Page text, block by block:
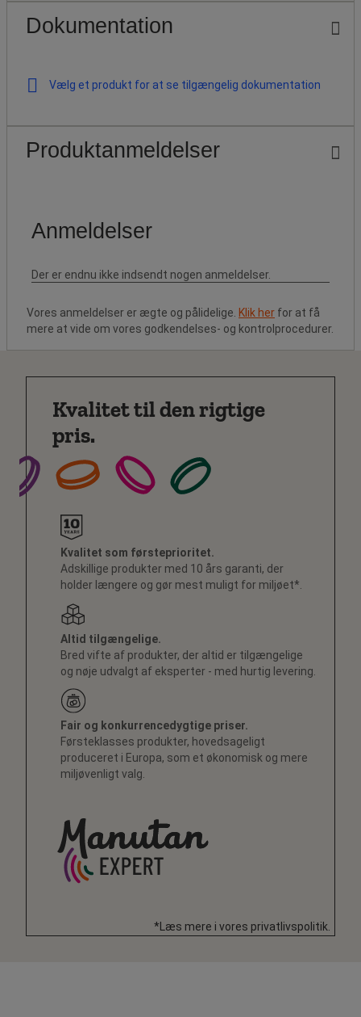
Dokumentation
Vælg et produkt for at se tilgængelig dokumentation
Produktanmeldelser
Vores anmeldelser er ægte og pålidelige. Klik her for at få
mere at vide om vores godkendelses- og kontrolprocedurer.
Kvalitet til den rigtige
pris.
Kvalitet som førsteprioritet.
Adskillige produkter med 10 års garanti, der
holder længere og gør mest muligt for miljøet*.
Altid tilgængelige.
Bred vifte af produkter, der altid er tilgængelige
og nøje udvalgt af eksperter - med hurtig levering.
Fair og konkurrencedygtige priser.
Førsteklasses produkter, hovedsageligt
produceret i Europa, som et økonomisk og mere
miljøvenligt valg.
*Læs mere i vores privatlivspolitik.